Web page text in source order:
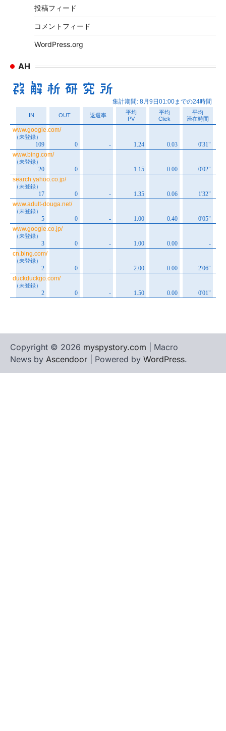
投稿フィード
コメントフィード
WordPress.org
AH
Copyright © 2026 myspystory.com | Macro
News by Ascendoor | Powered by WordPress.